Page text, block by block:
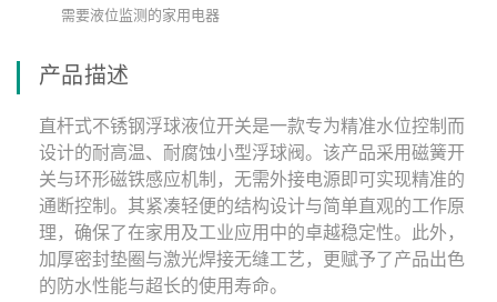
需要液位监测的家用电器
产品描述
直杆式不锈钢浮球液位开关是一款专为精准水位控制而
设计的耐高温、耐腐蚀小型浮球阀。该产品采用磁簧开
关与环形磁铁感应机制，无需外接电源即可实现精准的
通断控制。其紧凑轻便的结构设计与简单直观的工作原
理，确保了在家用及工业应用中的卓越稳定性。此外，
加厚密封垫圈与激光焊接无缝工艺，更赋予了产品出色
的防水性能与超长的使用寿命。